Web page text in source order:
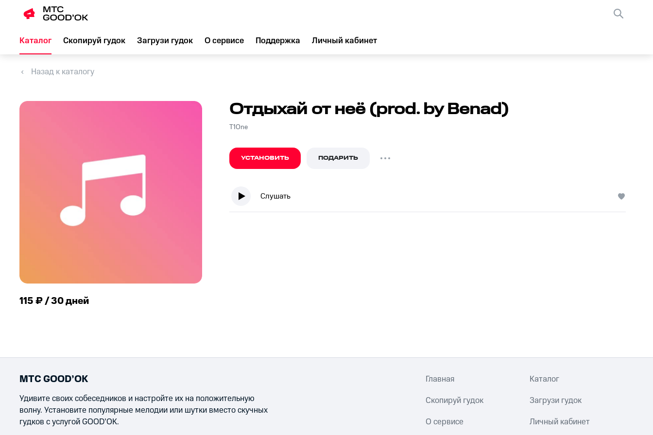
Каталог Скопируй гудок Загрузи гудок О сервисе Поддержка Личный кабинет
Назад к каталогу
115 ₽ / 30 дней
Отдыхай от неё (prod. by Benad)
T1One
УСТАНОВИТЬ ПОДАРИТЬ
Слушать
МТС GOOD’OK
Удивите своих собеседников и настройте их на положительную
волну. Установите популярные мелодии или шутки вместо скучных
гудков с услугой GOOD’OK.
Главная Каталог
Скопируй гудок Загрузи гудок
О сервисе Личный кабинет